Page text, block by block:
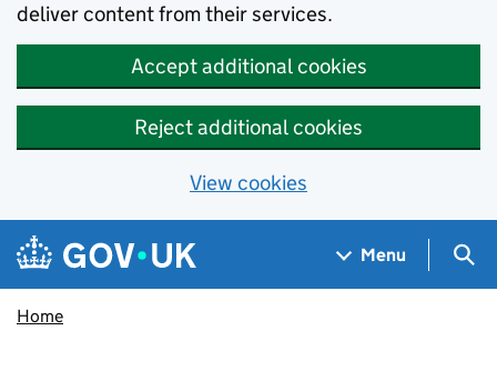
deliver content from their services.
Accept additional cookies
Reject additional cookies
View cookies
Skip to main content
Navigation menu
Menu
Home